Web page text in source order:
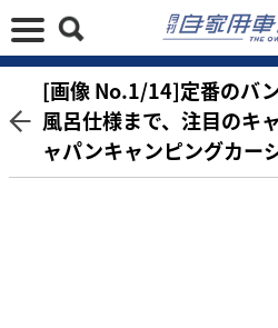
[画像 No.1/14]定番のバ
風呂仕様まで、注目のキ
ャパンキャンピングカー